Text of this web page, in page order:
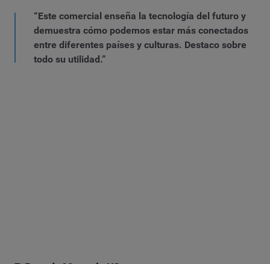
“Este comercial enseña la tecnología del futuro y
demuestra cómo podemos estar más conectados
entre diferentes países y culturas. Destaco sobre
todo su utilidad.”